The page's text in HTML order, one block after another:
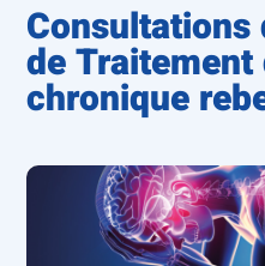
Consultations
de
chronique